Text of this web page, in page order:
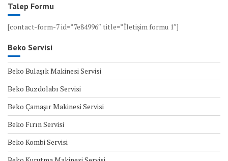
Talep Formu
[contact-form-7 id=”7e84996″ title=”İletişim formu 1″]
Beko Servisi
Beko Bulaşık Makinesi Servisi
Beko Buzdolabı Servisi
Beko Çamaşır Makinesi Servisi
Beko Fırın Servisi
Beko Kombi Servisi